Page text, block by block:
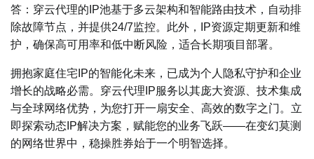
答：穿云代理的IP池基于多云架构和智能路由技术，自动排
除故障节点，并提供24/7监控。此外，IP资源定期更新和维
护，确保高可用率和低中断风险，适合长期项目部署。
拥抱家庭住宅IP的智能化未来，已成为个人隐私守护和企业
增长的战略必需。穿云代理IP服务以其庞大资源、技术集成
与全球网络优势，为您打开一扇安全、高效的数字之门。立
即探索动态IP解决方案，赋能您的业务飞跃——在变幻莫测
的网络世界中，稳操胜券始于一个明智选择。